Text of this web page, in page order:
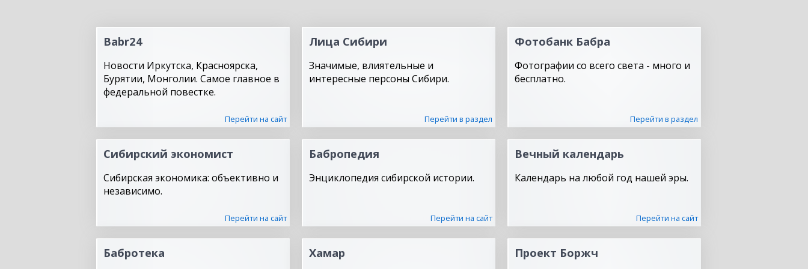
Babr24
Новости Иркутска, Красноярска,
Бурятии, Монголии. Самое главное в
федеральной повестке.
Перейти на сайт
Лица Сибири
Значимые, влиятельные и
интересные персоны Сибири.
Перейти в раздел
Фотобанк Бабра
Фотографии со всего света - много и
бесплатно.
Перейти в раздел
Сибирский экономист
Сибирская экономика: объективно и
независимо.
Перейти на сайт
Бабропедия
Энциклопедия сибирской истории.
Перейти на сайт
Вечный календарь
Календарь на любой год нашей эры.
Перейти на сайт
Бабротека Хамар Проект Боржч